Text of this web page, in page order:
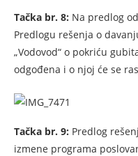
Tačka br. 8: Na predlog
Predlogu rešenja o
„Vodovod“ o pokriću
odgođena i o njoj će se
Tačka br. 9: Predlog
izmene programa